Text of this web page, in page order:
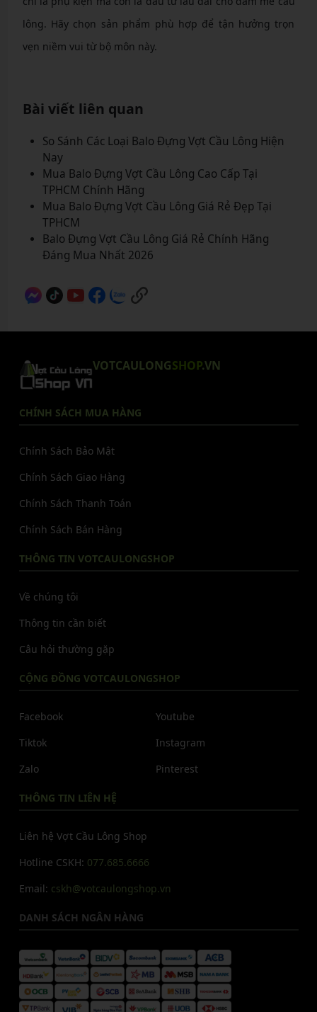
lông. Hãy chọn sản phẩm phù hợp để tận hưởng trọn
vẹn niềm vui từ bộ môn này.
Bài viết liên quan
So Sánh Các Loại Balo Đựng Vợt Cầu Lông Hiện
Nay
Mua Balo Đựng Vợt Cầu Lông Cao Cấp Tại
TPHCM Chính Hãng
Mua Balo Đựng Vợt Cầu Lông Giá Rẻ Đẹp Tại
TPHCM
Balo Đựng Vợt Cầu Lông Giá Rẻ Chính Hãng
Đáng Mua Nhất 2026
VOTCAULONGSHOP.VN
CHÍNH SÁCH MUA HÀNG
Chính Sách Bảo Mật
Chính Sách Giao Hàng
Chính Sách Thanh Toán
Chính Sách Bán Hàng
THÔNG TIN VOTCAULONGSHOP
Về chúng tôi
Thông tin cần biết
Câu hỏi thường gặp
CỘNG ĐỒNG VOTCAULONGSHOP
Facebook
Tiktok
Zalo
Youtube
Instagram
Pinterest
THÔNG TIN LIÊN HỆ
Liên hệ Vợt Cầu Lông Shop
Hotline CSKH: 077.685.6666
Email: cskh@votcaulongshop.vn
DANH SÁCH NGÂN HÀNG